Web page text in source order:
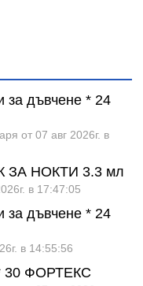
дъвчене * 24
от 07 авг 2026г. в
НОКТИ 3.3 мл
в 17:47:05
дъвчене * 24
в 14:55:56
30 ФОРТЕКС